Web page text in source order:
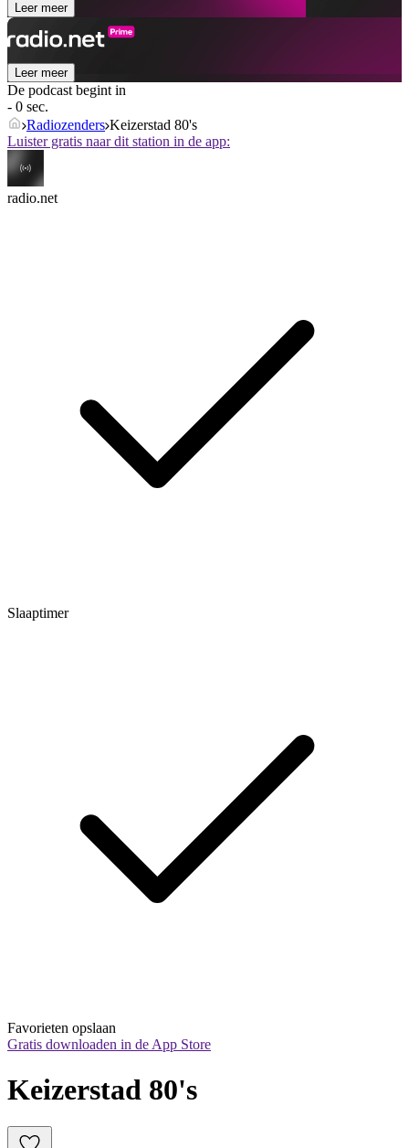
Leer meer
Leer meer
De podcast begint in
- 0 sec.
Radiozenders Keizerstad 80's
Luister gratis naar dit station in de app:
radio.net
Slaaptimer
Favorieten opslaan
Gratis downloaden in de App Store
Keizerstad 80's